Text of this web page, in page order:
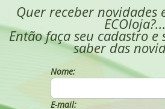
Quer receber novidades
ECOloja?...
Então faça seu cadastro
saber das
Nome:
E-mail: